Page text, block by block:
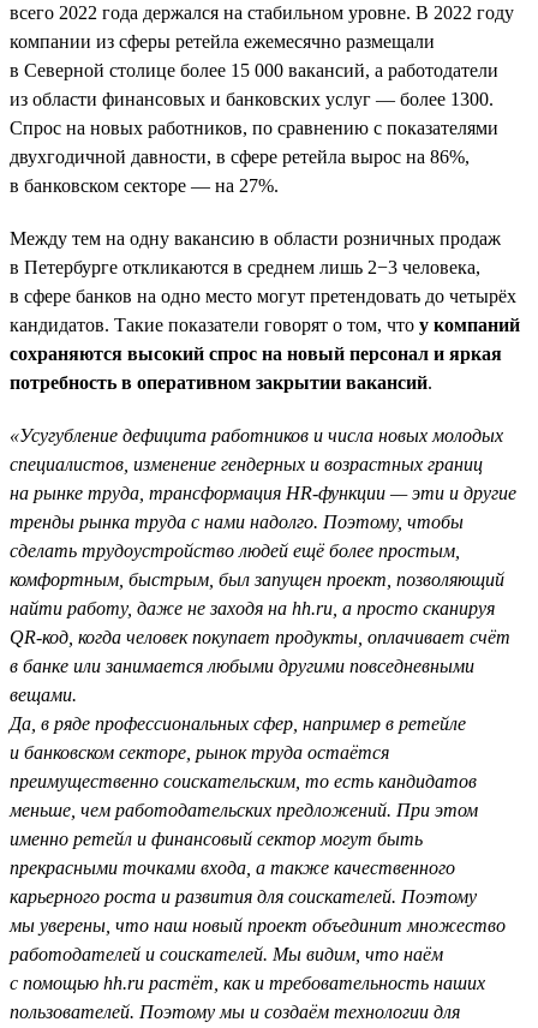
всего 2022 года держался на стабильном уровне. В 2022 году
компании из сферы ретейла ежемесячно размещали
в Северной столице более 15 000 вакансий, а работодатели
из области финансовых и банковских услуг — более 1300.
Спрос на новых работников, по сравнению с показателями
двухгодичной давности, в сфере ретейла вырос на 86%,
в банковском секторе — на 27%.
Между тем на одну вакансию в области розничных продаж
в Петербурге откликаются в среднем лишь 2−3 человека,
в сфере банков на одно место могут претендовать до четырёх
кандидатов. Такие показатели говорят о том, что у компаний
сохраняются высокий спрос на новый персонал и яркая
потребность в оперативном закрытии вакансий.
«Усугубление дефицита работников и числа новых молодых
специалистов, изменение гендерных и возрастных границ
на рынке труда, трансформация HR-функции — эти и другие
тренды рынка труда с нами надолго. Поэтому, чтобы
сделать трудоустройство людей ещё более простым,
комфортным, быстрым, был запущен проект, позволяющий
найти работу, даже не заходя на hh.ru, а просто сканируя
QR-код, когда человек покупает продукты, оплачивает счёт
в банке или занимается любыми другими повседневными
вещами.
Да, в ряде профессиональных сфер, например в ретейле
и банковском секторе, рынок труда остаётся
преимущественно соискательским, то есть кандидатов
меньше, чем работодательских предложений. При этом
именно ретейл и финансовый сектор могут быть
прекрасными точками входа, а также качественного
карьерного роста и развития для соискателей. Поэтому
мы уверены, что наш новый проект объединит множество
работодателей и соискателей. Мы видим, что наём
с помощью hh.ru растёт, как и требовательность наших
пользователей. Поэтому мы и создаём технологии для